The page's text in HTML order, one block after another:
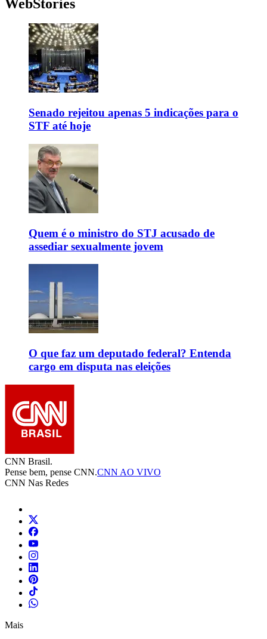
WebStories
Senado rejeitou apenas 5 indicações para o
STF até hoje
Quem é o ministro do STJ acusado de
assediar sexualmente jovem
O que faz um deputado federal? Entenda
cargo em disputa nas eleições
CNN Brasil.
Pense bem, pense CNN.CNN AO VIVO
CNN Nas Redes
Mais